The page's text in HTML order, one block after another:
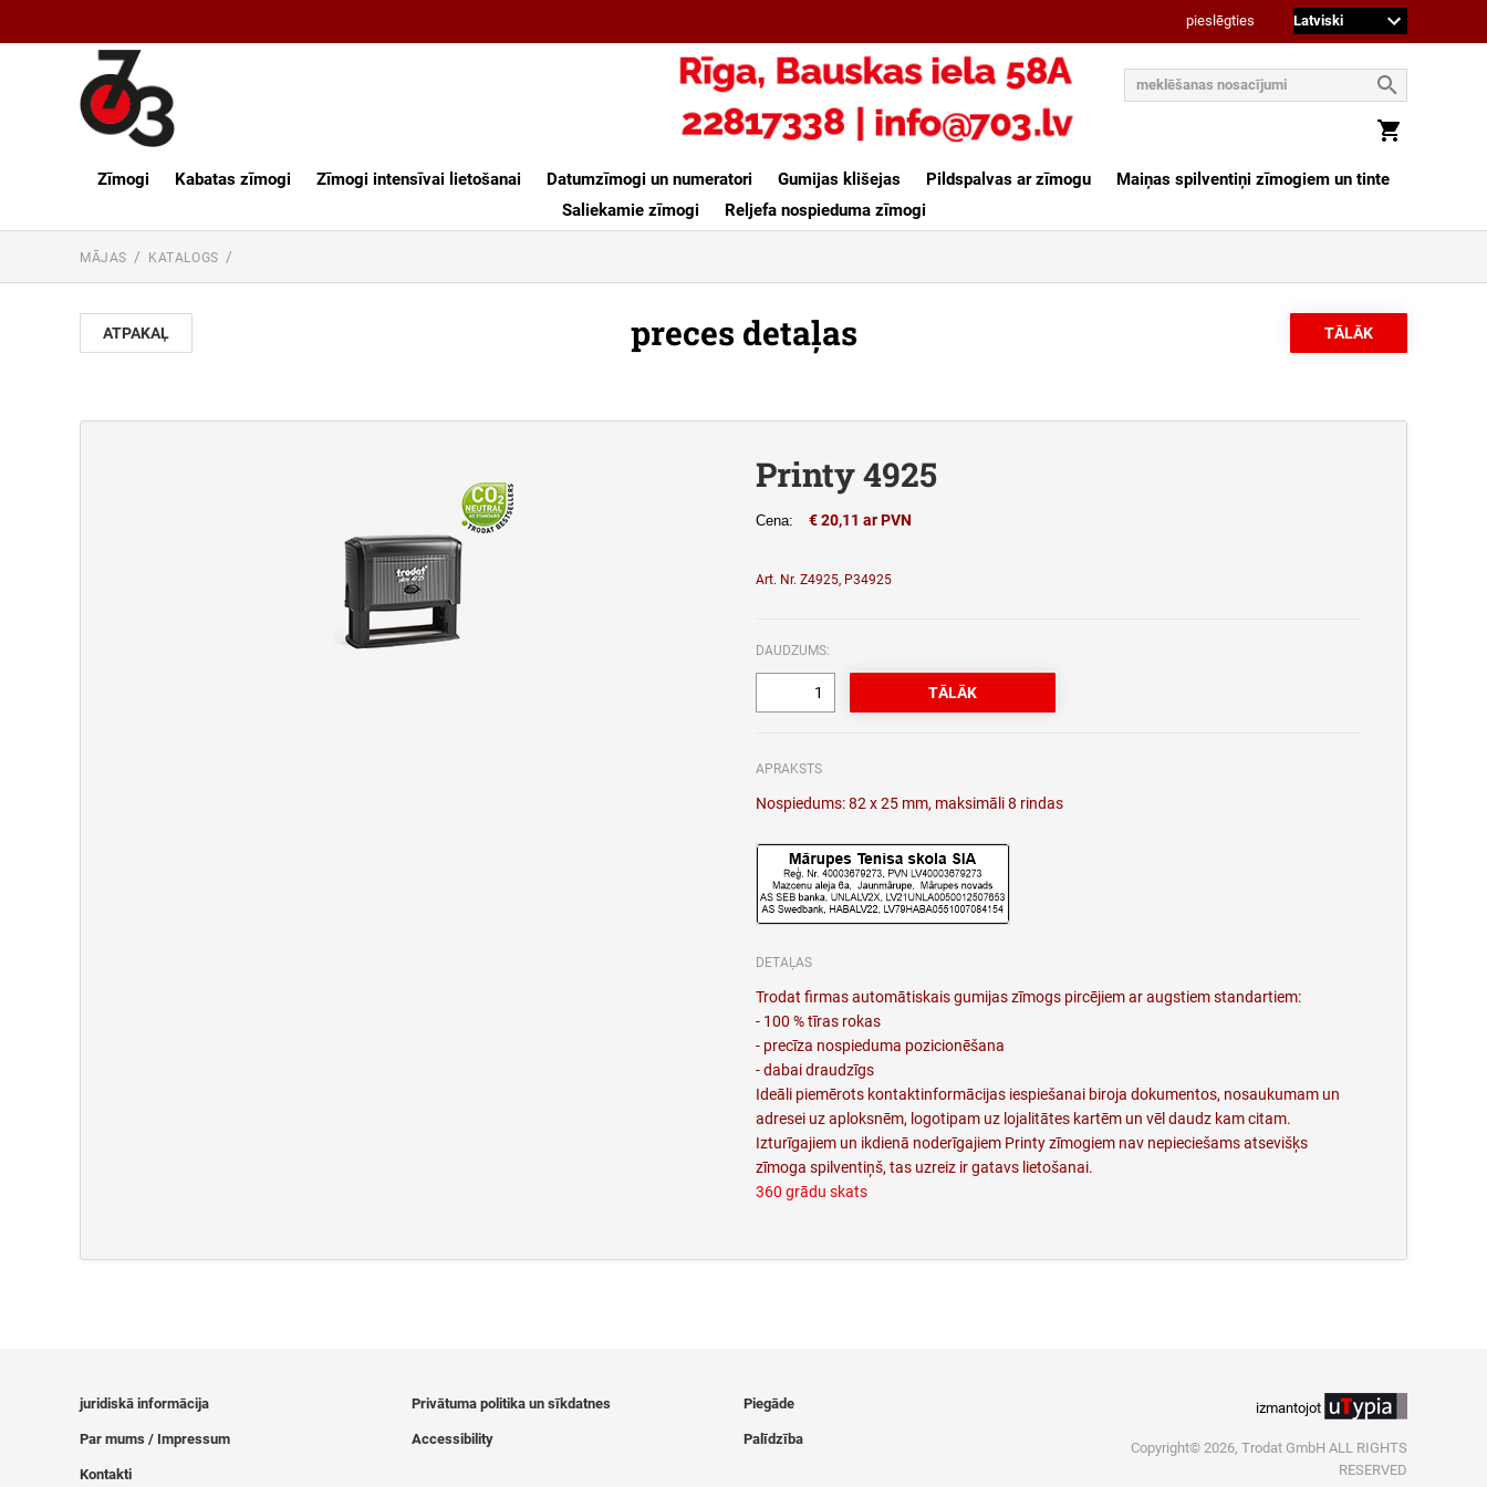
pieslēgties
Zīmogi Kabatas zīmogi Zīmogi intensīvai lietošanai Datumzīmogi un numeratori Gumijas klišejas Pildspalvas ar zīmogu
Maiņas spilventiņi zīmogiem un tinte
Saliekamie zīmogi
Reljefa nospieduma zīmogi
MĀJAS KATALOGS
ATPAKAĻ preces detaļas
Printy 4925
Cena: € 20,11 ar PVN
Art. Nr. Z4925, P34925
DAUDZUMS:
APRAKSTS
Nospiedums: 82 x 25 mm, maksimāli 8 rindas
DETAĻAS
Trodat firmas automātiskais gumijas zīmogs pircējiem ar augstiem standartiem:
- 100 % tīras rokas
- precīza nospieduma pozicionēšana
- dabai draudzīgs
Ideāli piemērots kontaktinformācijas iespiešanai biroja dokumentos, nosaukumam un
adresei uz aploksnēm, logotipam uz lojalitātes kartēm un vēl daudz kam citam.
Izturīgajiem un ikdienā noderīgajiem Printy zīmogiem nav nepieciešams atsevišķs
zīmoga spilventiņš, tas uzreiz ir gatavs lietošanai.
360 grādu skats
juridiskā informācija
Par mums / Impressum
Kontakti
Privātuma politika un sīkdatnes
Accessibility
Piegāde
Palīdzība
izmantojot
Copyright© 2026, Trodat GmbH ALL RIGHTS
RESERVED